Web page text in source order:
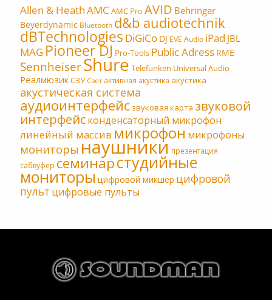
Allen & HeathAMC AMC Pro AVID Behringer
Beyerdynamic Bluetooth d&b audiotechnik
dBTechnologies DiGiCo DJ EVE Audio iPad JBL
MAG Pioneer DJ Pro-Tools Public Adress RME
SennheiserShure Telefunken Universal Audio
РеалмюзикСЗУ Свет активная акустика акустика
акустическая система
аудиоинтерфейс звуковая карта звуковой
интерфейсконденсаторный микрофон
линейный массив микрофон микрофоны
мониторы наушники презентация
сабвуфер семинарстудийные
мониторы цифровой микшер цифровой
пульт цифровые пульты